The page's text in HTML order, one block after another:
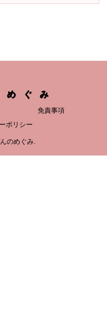
めぐみ
免責事項
ポリシー
のめぐみ.